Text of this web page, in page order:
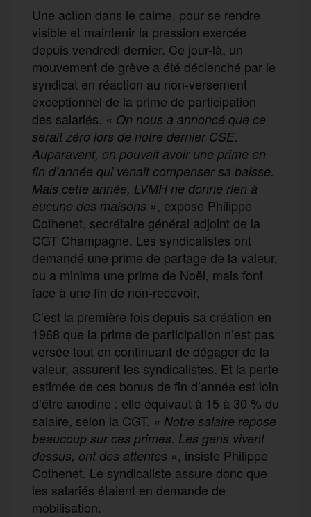
Une action dans le calme, pour se rendre
visible et maintenir la pression exercée
depuis vendredi dernier. Ce jour-là, un
mouvement de grève a été déclenché par le
syndicat en réaction au non-versement
exceptionnel de la prime de participation
des salariés. « On nous a annoncé que ce
serait zéro lors de notre dernier CSE.
Auparavant, on pouvait avoir une prime en
fin d’année qui venait compenser sa baisse.
Mais cette année, LVMH ne donne rien à
aucune des maisons », expose Philippe
Cothenet, secrétaire général adjoint de la
CGT Champagne. Les syndicalistes ont
demandé une prime de partage de la valeur,
ou a minima une prime de Noël, mais font
face à une fin de non-recevoir.
C’est la première fois depuis sa création en
1968 que la prime de participation n’est pas
versée tout en continuant de dégager de la
valeur, assurent les syndicalistes. Et la perte
estimée de ces bonus de fin d’année est loin
d’être anodine : elle équivaut à 15 à 30 % du
salaire, selon la CGT. « Notre salaire repose
beaucoup sur ces primes. Les gens vivent
dessus, ont des attentes », insiste Philippe
Cothenet. Le syndicaliste assure donc que
les salariés étaient en demande de
mobilisation.